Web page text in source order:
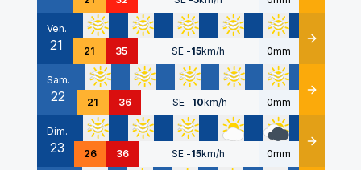
Ven.
21 21 35 SE -15km/h 0mm Détails
Sam.
22 21 36 SE -10km/h 0mm Détails
Dim.
23 26 36 SE -15km/h 0mm Détails